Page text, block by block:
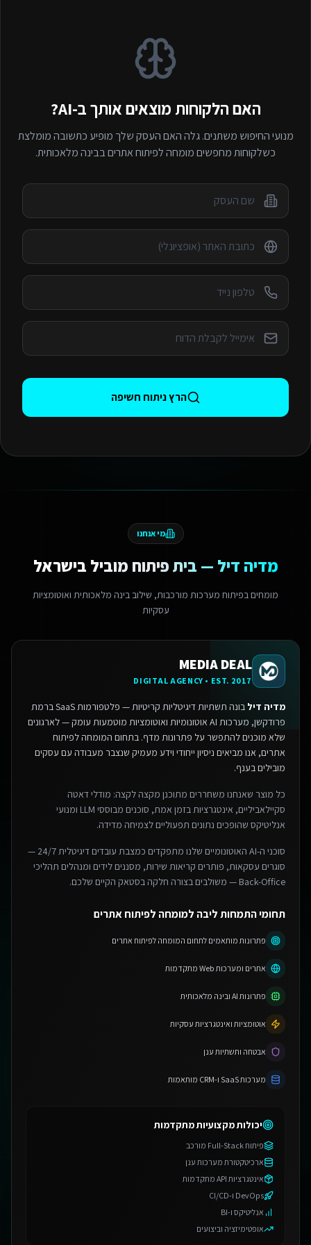
האם הלקוחות מוצאים אותך ב-AI?
מנועי החיפוש משתנים. גלה האם העסק שלך מופיע כתשובה מומלצת
כשלקוחות מחפשיםמומחה לפיתוח אתריםבבינה מלאכותית.
הרץ ניתוח חשיפה
מי אנחנו
מדיה דיל — בית פיתוח מוביל בישראל
מומחים בפיתוח מערכות מורכבות, שילוב בינה מלאכותית ואוטומציות
עסקיות
MEDIA DEAL
DIGITAL AGENCY • EST. 2017
מדיה דיל
בונה תשתיות דיגיטליות קריטיות — פלטפורמות SaaS ברמת
פרודקשן, מערכות AI אוטונומיות ואוטומציות מוטמעות עומק — לארגונים
שלא מוכנים להתפשר על פתרונות מדף. בתחום המומחה לפיתוח
אתרים, אנו מביאים ניסיון ייחודי וידע מעמיק שנצבר מעבודה עם עסקים
מובילים בענף.
כל מוצר שאנחנו משחררים מתוכנן מקצה לקצה: מודלי דאטה
סקיילאביליים, אינטגרציות בזמן אמת, סוכנים מבוססי LLM ומנועי
אנליטיקס שהופכים נתונים תפעוליים לצמיחה מדידה.
סוכני ה-AI האוטונומיים שלנו מתפקדים כמצבת עובדים דיגיטלית 24/7 —
סוגרים עסקאות, פותרים קריאות שירות, מסננים לידים ומנהלים תהליכי
Back-Office — משולבים בצורה חלקה בסטאק הקיים שלכם.
תחומי התמחות ליבה למומחה לפיתוח אתרים
פתרונות מותאמים לתחום המומחה לפיתוח אתרים
אתרים ומערכות Web מתקדמות
פתרונות AI ובינה מלאכותית
אוטומציות ואינטגרציות עסקיות
אבטחה ותשתיות ענן
מערכות SaaS ו-CRM מותאמות
יכולות מקצועיות מתקדמות
פיתוח Full-Stack מורכב
ארכיטקטורת מערכות ענן
אינטגרציות API מתקדמות
DevOps ו-CI/CD
אנליטיקס ו-BI
אופטימיזציה וביצועים